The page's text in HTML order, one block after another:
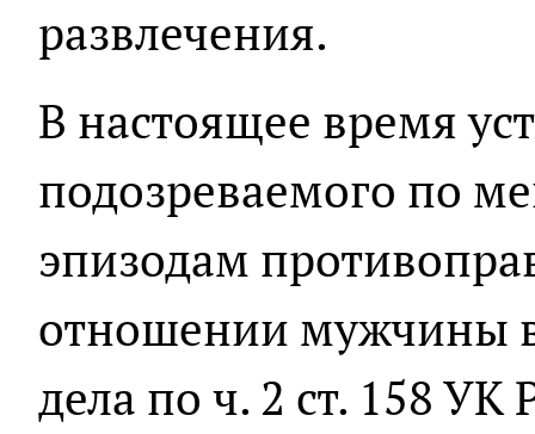
развлечения.
В настоящее время
подозреваемого по
эпизодам
отношении мужчины
дела по ч. 2 ст. 158